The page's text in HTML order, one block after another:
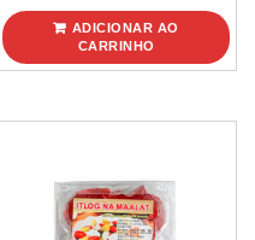
ADICIONAR AO
CARRINHO